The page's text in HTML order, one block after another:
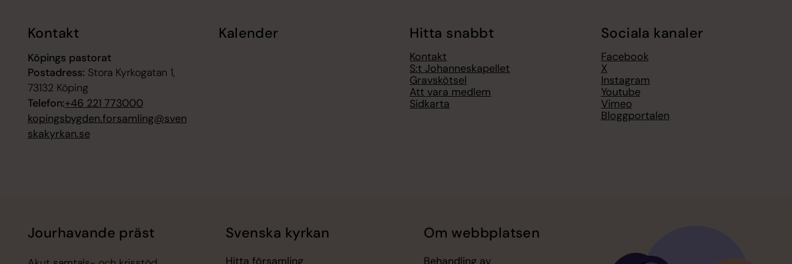
Kontakt
Köpings pastorat
Postadress: Stora Kyrkogatan 1,
73132 Köping
Telefon:+46 221 773000
kopingsbygden.forsamling@sven
skakyrkan.se
Kalender Hitta snabbt
Kontakt
S:t Johanneskapellet
Gravskötsel
Att vara medlem
Sidkarta
Sociala kanaler
Facebook
X
Instagram
Youtube
Vimeo
Bloggportalen
Jourhavande präst Svenska kyrkan Om webbplatsen